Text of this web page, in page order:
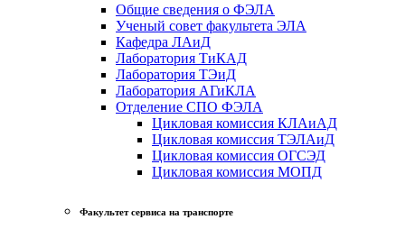
Общие сведения о ФЭЛА
Ученый совет факультета ЭЛА
Кафедра ЛАиД
Лаборатория ТиКАД
Лаборатория ТЭиД
Лаборатория АГиКЛА
Отделение СПО ФЭЛА
Цикловая комиссия КЛАиАД
Цикловая комиссия ТЭЛАиД
Цикловая комиссия ОГСЭД
Цикловая комиссия МОПД
Факультет сервиса на транспорте